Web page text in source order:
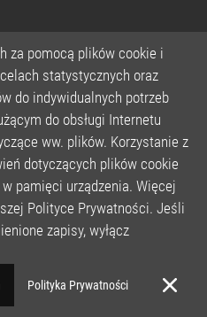
za pomocą plików cookie i
statystycznych oraz
do indywidualnych potrzeb
do obsługi Internetu
ww. plików. Korzystanie z
dotyczących plików cookie
pamięci urządzenia. Więcej
Polityce Prywatności. Jeśli
zapisy, wyłącz
Polityka Prywatności